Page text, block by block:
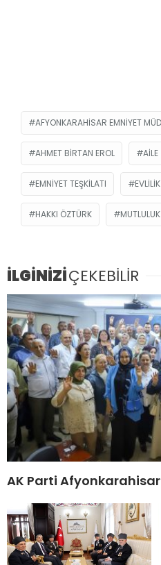
AFYONKARAHISAR EMNIYET
AHMET BIRTAN EROL AILE
EMNIYET TEŞKILATI EVLILIK
HAKKI ÖZTÜRK MUTLULUK
İLGİNİZİÇEKEBİLİR
AK Parti